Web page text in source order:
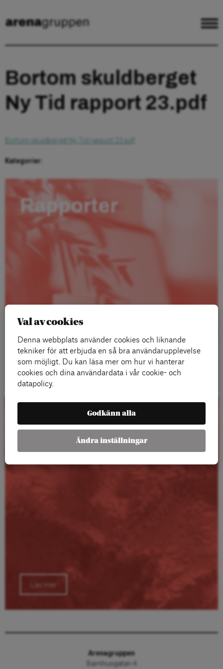
Bortom skuldberget
Ny Tid rapport 23.pdf
Bortom skuldberget Ny Tid rapport 23.pdf
Kategorier:
Rapporter
Läs mer
Kalender
Läs mer
Arenagruppen
Barnhusgatan 4
Val av cookies
Denna webbplats använder cookies och liknande
tekniker för att erbjuda en så bra användarupplevelse
som möjligt. Du kan läsa mer om hur vi hanterar
cookies och dina användardata i vår cookie- och
datapolicy.
Godkänn alla
Ändra inställningar